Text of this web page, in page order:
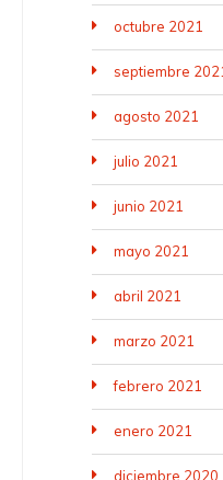
octubre 2021
septiembre
agosto 2021
julio 2021
junio 2021
mayo 2021
abril 2021
marzo 2021
febrero 2021
enero 2021
diciembre 2020